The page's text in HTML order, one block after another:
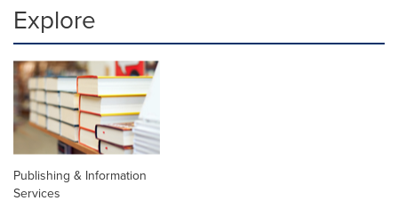
Explore
Publishing & Information
Services